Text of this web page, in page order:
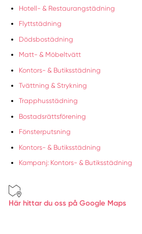
Hotell- & Restaurangstädning
Flyttstädning
Dödsbostädning
Matt- & Möbeltvätt
Kontors- & Butiksstädning
Tvättning & Strykning
Trapphusstädning
Bostadsrättsförening
Fönsterputsning
Kontors- & Butiksstädning
Kampanj: Kontors- & Butiksstädning
Här hittar du oss på Google Maps